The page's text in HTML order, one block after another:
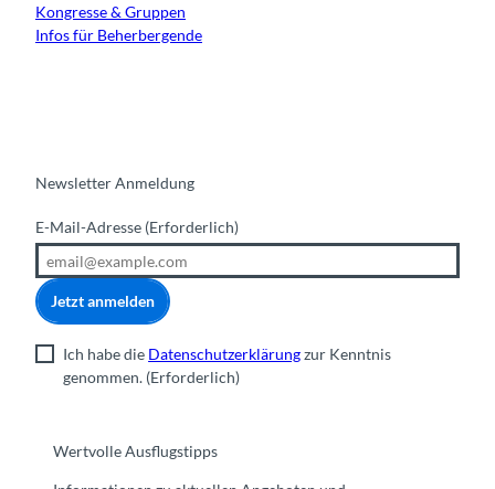
Kongresse & Gruppen
Infos für Beherbergende
Newsletter Anmeldung
E-Mail-Adresse (Erforderlich)
Jetzt anmelden
Ich habe die Datenschutzerklärungzur Kenntnis
genommen. (Erforderlich)
Wertvolle Ausflugstipps